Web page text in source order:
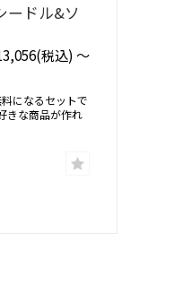
ードル&ソ
(税込) ～
になるセットで
きな商品が作れ